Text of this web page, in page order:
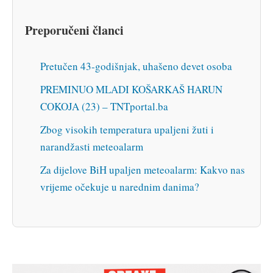
Preporučeni članci
Pretučen 43-godišnjak, uhašeno devet osoba
PREMINUO MLADI KOŠARKAŠ HARUN
COKOJA (23) – TNTportal.ba
Zbog visokih temperatura upaljeni žuti i
narandžasti meteoalarm
Za dijelove BiH upaljen meteoalarm: Kakvo nas
vrijeme očekuje u narednim danima?